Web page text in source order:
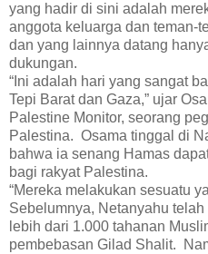
yang hadir di sini adalah
anggota keluarga dan teman-
dan yang lainnya datang
dukungan.
“Ini adalah hari yang sangat
Tepi Barat dan Gaza,” ujar
Palestine Monitor, seorang
Palestina. Osama tinggal di
bahwa ia senang Hamas
bagi rakyat Palestina.
“Mereka melakukan sesuatu
Sebelumnya, Netanyahu
lebih dari 1.000 tahanan
pembebasan Gilad Shalit.